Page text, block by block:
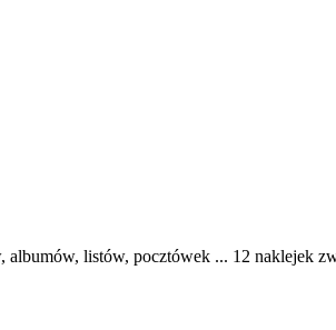
albumów, listów, pocztówek ... 12 naklejek